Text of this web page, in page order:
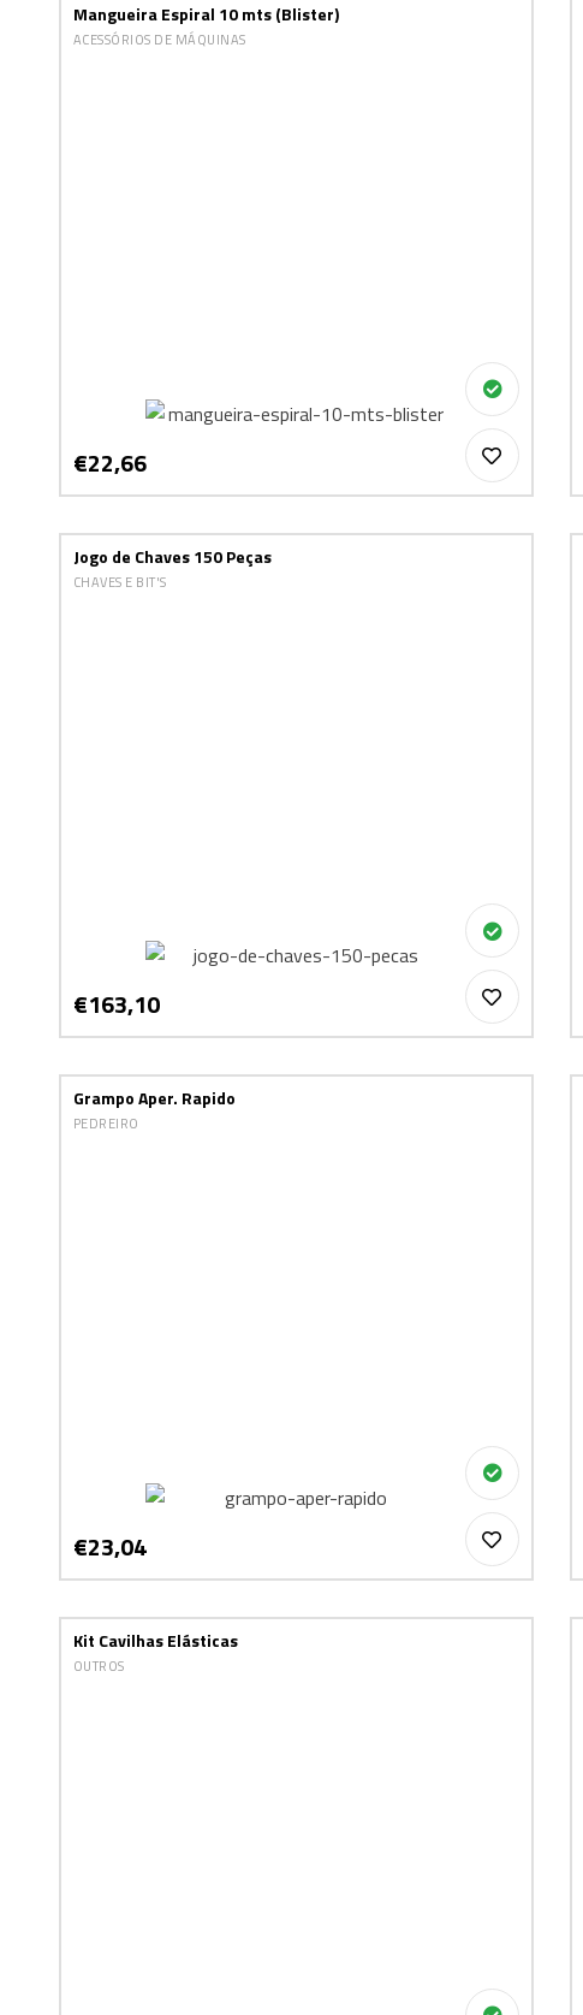
Mangueira Espiral 10 mts (Blister)
ACESSÓRIOS DE MÁQUINAS
€22,66
Jogo de Chaves 150 Peças
CHAVES E BIT'S
€163,10
Grampo Aper. Rapido
PEDREIRO
€23,04
Kit Cavilhas Elásticas
OUTROS